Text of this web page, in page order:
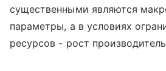
существенными являются
параметры, а в условиях
ресурсов - рост